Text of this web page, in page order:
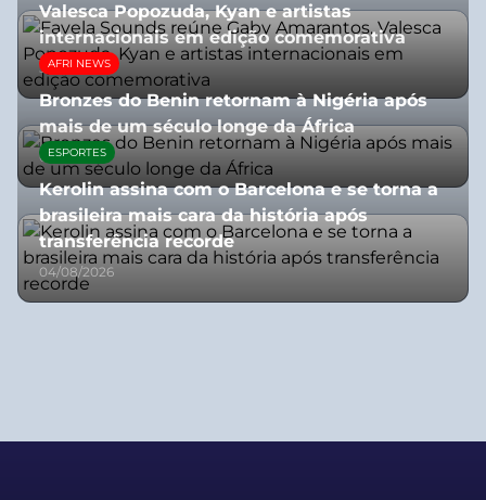
Valesca Popozuda, Kyan e artistas
internacionais em edição comemorativa
31/07/2026
AFRI NEWS
Bronzes do Benin retornam à Nigéria após
mais de um século longe da África
08/07/2026
ESPORTES
Kerolin assina com o Barcelona e se torna a
brasileira mais cara da história após
transferência recorde
04/08/2026